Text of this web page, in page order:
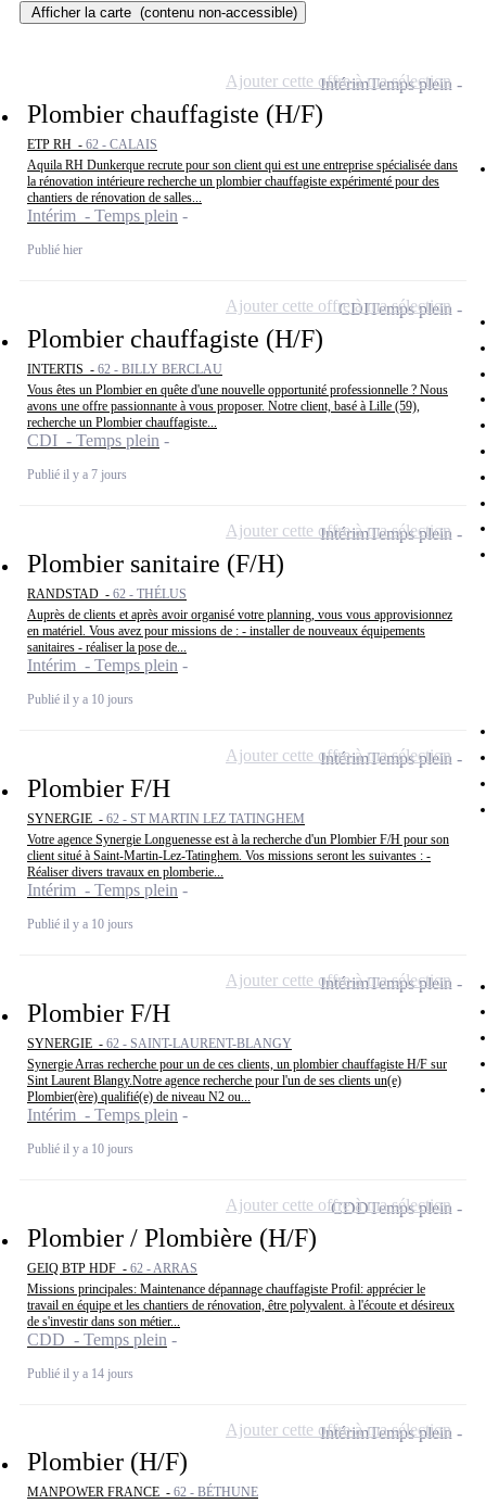
Afficher la carte (contenu non-accessible)
Plombier chauffagiste (H/F)
ETP RH - 62 - CALAIS
Aquila RH Dunkerque recrute pour son client qui est une entreprise spécialisée dans
la rénovation intérieure recherche un plombier chauffagiste expérimenté pour des
chantiers de rénovation de salles...
Intérim - Temps plein
Publié hier
IntérimTemps plein
Ajouter cette offre à ma sélection
Plombier chauffagiste (H/F)
INTERTIS - 62 - BILLY BERCLAU
Vous êtes un Plombier en quête d'une nouvelle opportunité professionnelle ? Nous
avons une offre passionnante à vous proposer. Notre client, basé à Lille (59),
recherche un Plombier chauffagiste...
CDI - Temps plein
Publié il y a 7 jours
CDITemps plein
Ajouter cette offre à ma sélection
Plombier sanitaire (F/H)
RANDSTAD - 62 - THÉLUS
Auprès de clients et après avoir organisé votre planning, vous vous approvisionnez
en matériel. Vous avez pour missions de : - installer de nouveaux équipements
sanitaires - réaliser la pose de...
Intérim - Temps plein
Publié il y a 10 jours
IntérimTemps plein
Ajouter cette offre à ma sélection
Plombier F/H
SYNERGIE - 62 - ST MARTIN LEZ TATINGHEM
Votre agence Synergie Longuenesse est à la recherche d'un Plombier F/H pour son
client situé à Saint-Martin-Lez-Tatinghem. Vos missions seront les suivantes : -
Réaliser divers travaux en plomberie...
Intérim - Temps plein
Publié il y a 10 jours
IntérimTemps plein
Ajouter cette offre à ma sélection
Plombier F/H
SYNERGIE - 62 - SAINT-LAURENT-BLANGY
Synergie Arras recherche pour un de ces clients, un plombier chauffagiste H/F sur
Sint Laurent Blangy.Notre agence recherche pour l'un de ses clients un(e)
Plombier(ère) qualifié(e) de niveau N2 ou...
Intérim - Temps plein
Publié il y a 10 jours
IntérimTemps plein
Ajouter cette offre à ma sélection
Plombier / Plombière (H/F)
GEIQ BTP HDF - 62 - ARRAS
Missions principales: Maintenance dépannage chauffagiste Profil: apprécier le
travail en équipe et les chantiers de rénovation, être polyvalent. à l'écoute et désireux
de s'investir dans son métier...
CDD - Temps plein
Publié il y a 14 jours
CDDTemps plein
Ajouter cette offre à ma sélection
Plombier (H/F)
MANPOWER FRANCE - 62 - BÉTHUNE
IntérimTemps plein
Ajouter cette offre à ma sélection